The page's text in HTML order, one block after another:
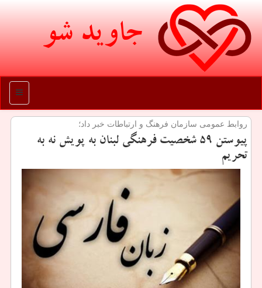
جاوید شو
منو
روابط عمومی سازمان فرهنگ و ارتباطات خبر داد؛
پیوستن ۵۹ شخصیت فرهنگی لبنان به پویش نه به
تحریم